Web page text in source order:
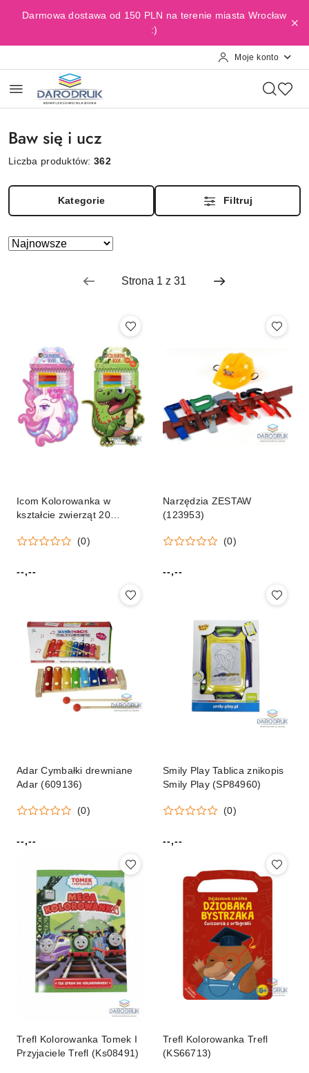
Przejdź do treści głównej
Przejdź do wyszukiwarki
Przejdź do moje konto
Przejdź do menu głównego
Przejdź do stopki
Darmowa dostawa od 150 PLN na terenie miasta Wrocław
:)
Moje konto
Baw się i ucz
Liczba produktów:362
Kategorie Filtruj
Zastosowano sortowanie: Najnowsze.
Sortuj
Icom Kolorowanka w
kształcie zwierząt 20
(150105)
(0)
Cena:
--,--
Narzędzia ZESTAW
(123953)
(0)
Cena:
--,--
Adar Cymbałki drewniane
Adar (609136)
(0)
Cena:
--,--
Smily Play Tablica znikopis
Smily Play (SP84960)
(0)
Cena:
--,--
Trefl Kolorowanka Tomek I
Przyjaciele Trefl (Ks08491)
Trefl Kolorowanka Trefl
(KS66713)